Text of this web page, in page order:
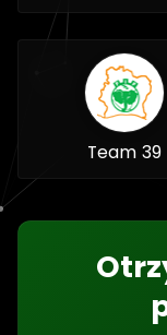
Team 39